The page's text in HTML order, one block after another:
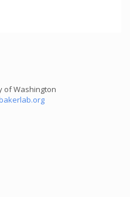
of Washington